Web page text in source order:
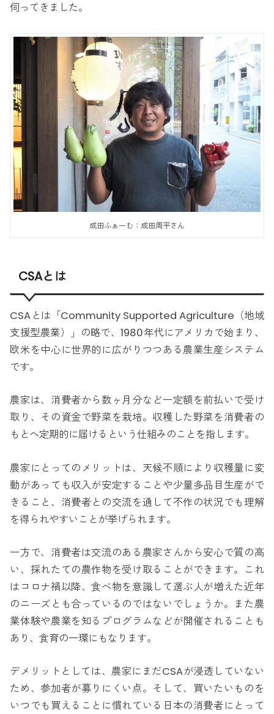
伺ってきました。
成田ふぁーむ：成田周平さん
CSAとは
CSAとは「Community Supported Agriculture（地域
支援型農業）」の略で、1980年代にアメリカで始まり、
欧米を中心に世界的に広がりつつある農業生産システム
です。
農家は、消費者から数ヶ月分など一定額を前払いで受け
取り、その資金で野菜を栽培。収穫した野菜を消費者の
もとへ定期的に届けるという仕組みのことを指します。
農家にとってのメリットは、天候不順により収穫量に変
動があっても収入が安定することや少量多品目生産がで
きること、消費者との交流を通して不作の状況でも理解
を得られやすいことが挙げられます。
一方で、消費者は交流のある農家さんから安心で質の高
い、採れたての農作物を受け取ることができます。これ
はコロナ禍以降、食べ物を意識して選ぶ人が増えた近年
のニーズとも合っているのではないでしょうか。また農
業体験や農業を知るプログラムなどが開催されることも
あり、食育の一環にもなります。
デメリットとしては、農家にまだCSAが浸透していない
ため、参加者が募りにくい点。そして、買いたいものを
いつでも買えることに慣れている日本の消費者にとって